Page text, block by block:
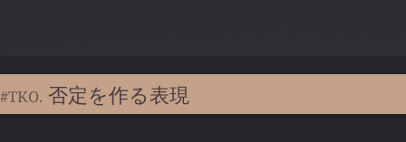
#TKO. 否定を作る表現